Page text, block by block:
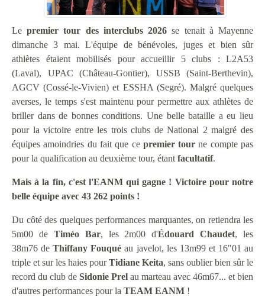
Lepremier tour des interclubs 2026 se tenait à Mayenne
dimanche 3 mai. L'équipe de bénévoles, juges et bien sûr
athlètes étaient mobilisés pour accueillir 5 clubs : L2A53
(Laval), UPAC (Château-Gontier), USSB (Saint-Berthevin),
AGCV (Cossé-le-Vivien) et ESSHA (Segré). Malgré quelques
averses, le temps s'est maintenu pour permettre aux athlètes de
briller dans de bonnes conditions. Une belle bataille a eu lieu
pour la victoire entre les trois clubs de National 2 malgré des
équipes amoindries du fait que ce premier tour ne compte pas
pour la qualification au deuxième tour, étant facultatif.
Mais à la fin, c'est l'EANM qui gagne ! Victoire pour notre
belle équipe avec 43 262 points !
Du côté des quelques performances marquantes, on retiendra les
5m00 de Timéo Bar, les 2m00 d'Édouard Chaudet, les
38m76 deThiffany Fouqué au javelot, les 13m99 et 16"01 au
triple et sur les haies pourTidiane Keita, sans oublier bien sûr le
record du club de Sidonie Prel au marteau avec 46m67... et bien
d'autres performances pour la TEAM EANM !